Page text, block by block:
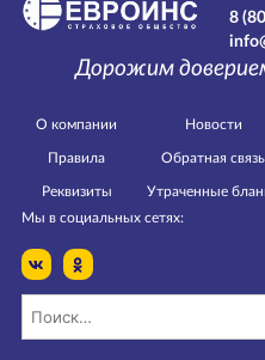
8
Дорожим
О компании
Правила
Реквизиты
Новости
Обратная связь
Утраченные
Мы в социальных сетях: